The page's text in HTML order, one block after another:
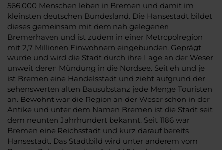
566.000 Menschen leben in Bremen und damit im
kleinsten deutschen Bundesland. Die Hansestadt bildet
dieses gemeinsam mit dem nah gelegenen
Bremerhaven und ist zudem in einer Metropolregion
mit 2,7 Millionen Einwohnern eingebunden. Geprägt
wurde und wird die Stadt durch ihre Lage an der Weser
unweit deren Mündung in die Nordsee. Seit eh und je
ist Bremen eine Handelsstadt und zieht aufgrund der
sehenswerten alten Bausubstanz jede Menge Touristen
an. Bewohnt war die Region an der Weser schon in der
Antike und unter dem Namen Bremen ist die Stadt seit
dem neunten Jahrhundert bekannt. Seit 1186 war
Bremen eine Reichsstadt und kurz darauf bereits
Hansestadt. Das Stadtbild wird unter anderem vom